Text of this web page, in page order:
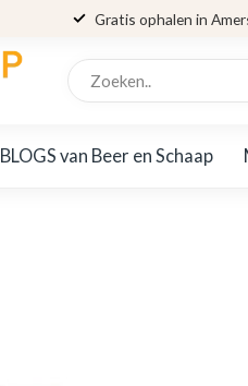
Gratis ophalen in
BLOGS van Beer en Schaap